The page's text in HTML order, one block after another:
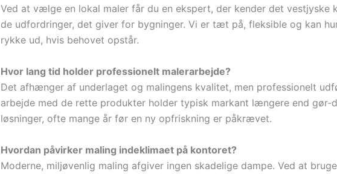
Ved at vælge en lokal maler får du en ekspert, der kender det vestjyske
de udfordringer, det giver for bygninger. Vi er tæt på, fleksible og kan
rykke ud, hvis behovet opstår.
Hvor lang tid holder professionelt malerarbejde?
Det afhænger af underlaget og malingens kvalitet, men professionelt
arbejde med de rette produkter holder typisk markant længere end gør-
løsninger, ofte mange år før en ny opfriskning er påkrævet.
Hvordan påvirker maling indeklimaet på kontoret?
Moderne, miljøvenlig maling afgiver ingen skadelige dampe. Ved at